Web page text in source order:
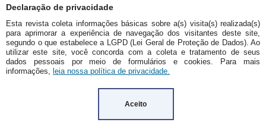
Declaração de privacidade
Esta revista coleta informações básicas sobre a(s) visita(s) realizada(s)
para aprimorar a experiência de navegação dos visitantes deste site,
segundo o que estabelece a LGPD (Lei Geral de Proteção de Dados). Ao
utilizar este site, você concorda com a coleta e tratamento de seus
dados pessoais por meio de formulários e cookies. Para mais
informações, leia nossa política de privacidade.
Aceito